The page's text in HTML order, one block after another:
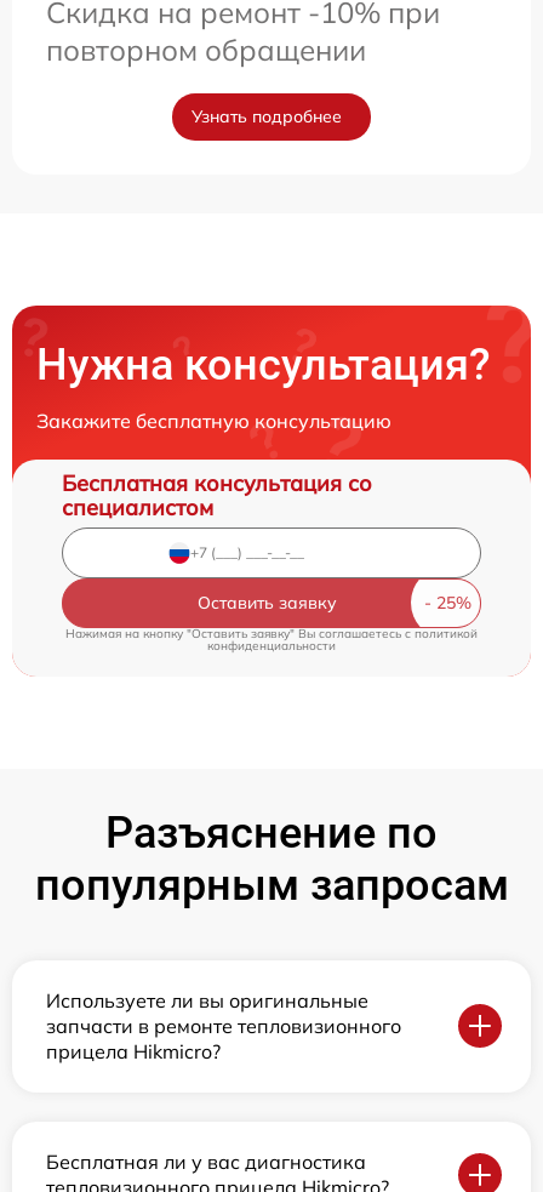
Скидка на ремонт -10% при
повторном обращении
Узнать подробнее
Нужна консультация?
Закажите бесплатную консультацию
Бесплатная консультация со
специалистом
Оставить заявку
Нажимая на кнопку "Оставить заявку" Вы соглашаетесь cполитикой
конфиденциальности
Разъяснение по
популярным запросам
Используете ли вы оригинальные
запчасти в ремонте тепловизионного
прицела Hikmicro?
Бесплатная ли у вас диагностика
тепловизионного прицела Hikmicro?